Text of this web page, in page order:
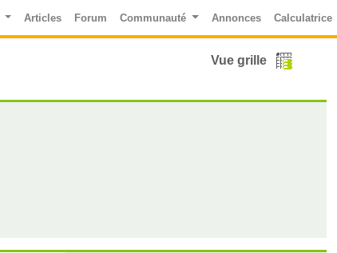
Articles Forum Communauté Annonces Calculatrice
Vue grille